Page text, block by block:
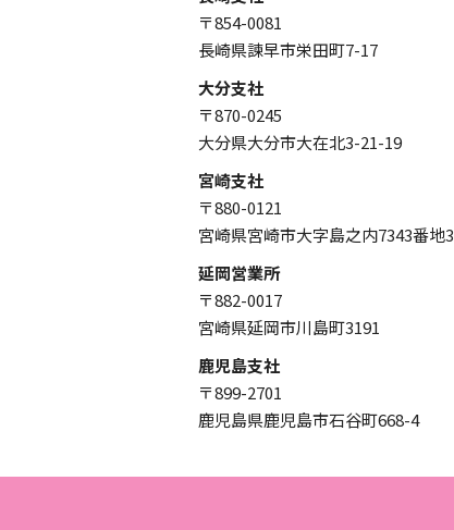
〒854-0081
長崎県諫早市栄田町7-17
大分支社
〒870-0245
大分県大分市大在北3-21-19
宮崎支社
〒880-0121
宮崎県宮崎市大字島之内7343番地3
延岡営業所
〒882-0017
宮崎県延岡市川島町3191
鹿児島支社
〒899-2701
鹿児島県鹿児島市石谷町668-4